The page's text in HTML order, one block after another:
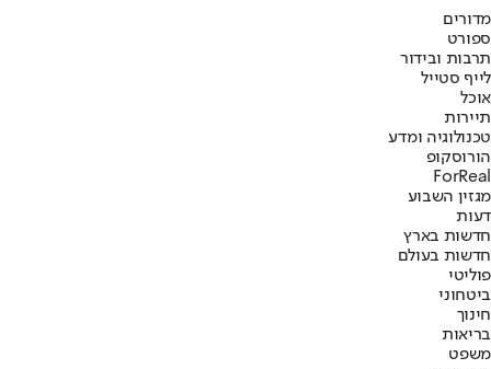
מדורים
ספורט
תרבות ובידור
לייף סטייל
אוכל
תיירות
טכנולוגיה ומדע
הורוסקופ
ForReal
מגזין השבוע
דעות
חדשות בארץ
חדשות בעולם
פוליטי
ביטחוני
חינוך
בריאות
משפט